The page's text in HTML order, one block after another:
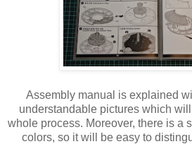
Assembly manual is explained
understandable pictures which
whole process. Moreover, there is a
colors, so it will be easy to